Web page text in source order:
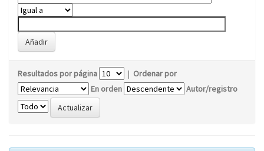
Resultados por página | Ordenar por
En orden
Autor/registro